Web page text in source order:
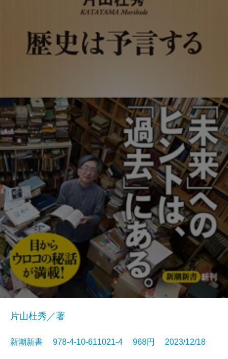
片山杜秀／著
新潮新書 978-4-10-611021-4 968円 2023/12/18